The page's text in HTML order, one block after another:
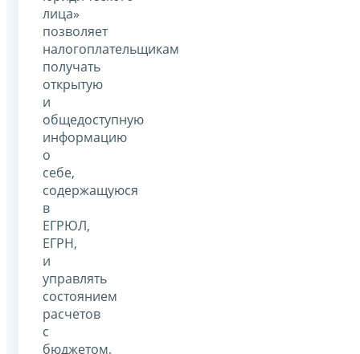
лица»
позволяет
налогоплательщикам
получать
открытую
и
общедоступную
информацию
о
себе,
содержащуюся
в
ЕГРЮЛ,
ЕГРН,
и
управлять
состоянием
расчетов
с
бюджетом.